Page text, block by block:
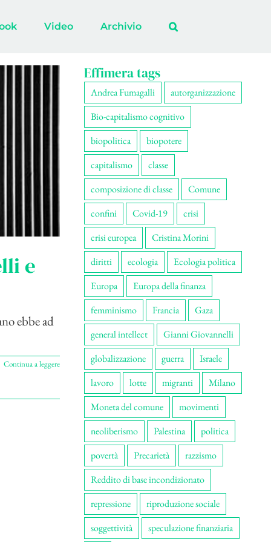
Video Archivio
e
ebbe ad
Continua a leggere
Effimera tags
Andrea Fumagalli
autorganizzazione
Bio-capitalismo cognitivo
biopolitica
biopotere
capitalismo
classe
composizione di classe
Comune
confini
Covid-19
crisi
crisi europea
Cristina Morini
diritti
ecologia
Ecologia politica
Europa
Europa della finanza
femminismo
Francia
Gaza
general intellect
Gianni Giovannelli
globalizzazione
guerra
Israele
lavoro
lotte migranti
Milano
Moneta del comune
movimenti
neoliberismo
Palestina
politica
povertà
Precarietà
razzismo
Reddito di base incondizionato
repressione
riproduzione sociale
soggettività
speculazione finanziaria